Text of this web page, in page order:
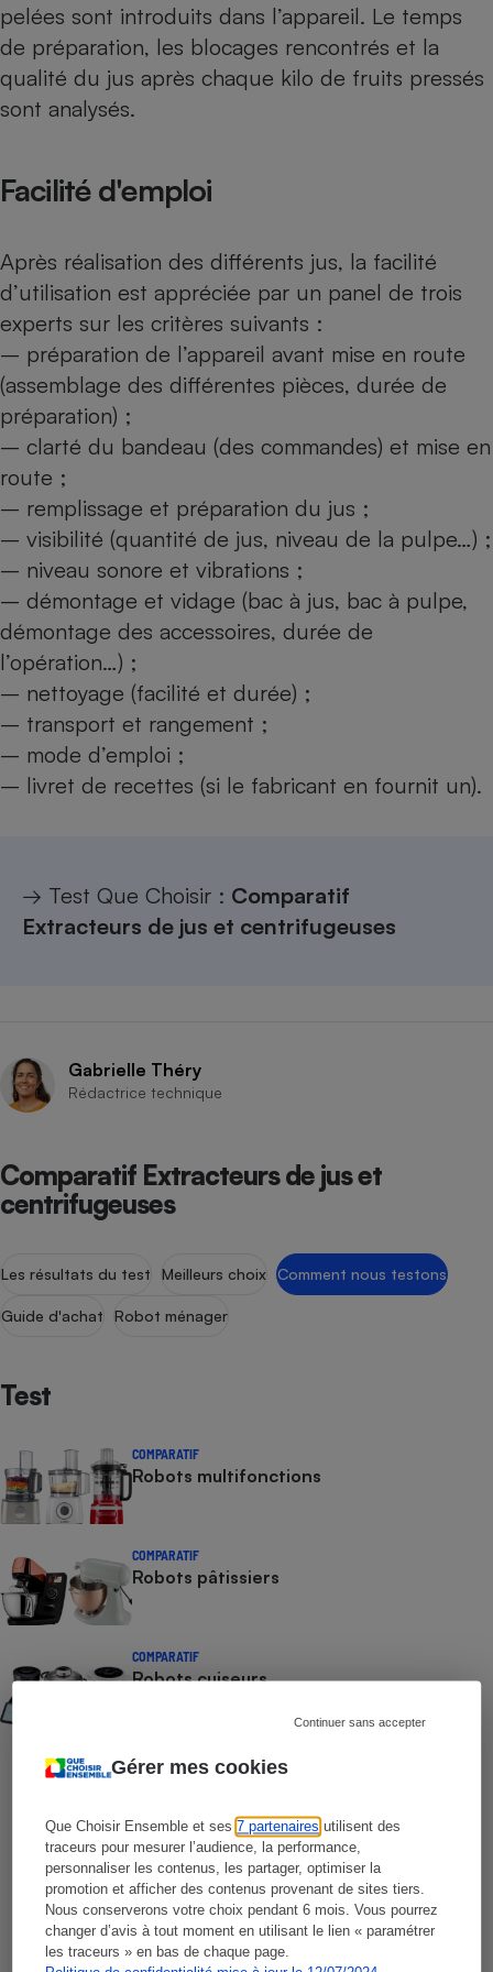
Gérer mes cookies
Que Choisir Ensemble et ses7 partenaires utilisent des
traceurs pour mesurer l’audience, la performance,
personnaliser les contenus, les partager, optimiser la
promotion et afficher des contenus provenant de sites tiers.
Nous conserverons votre choix pendant 6 mois. Vous pourrez
changer d’avis à tout moment en utilisant le lien « paramétrer
les traceurs » en bas de chaque page.
Continuer sans accepter
pelées sont introduits dans l’appareil. Le temps
de préparation, les blocages rencontrés et la
qualité du jus après chaque kilo de fruits pressés
sont analysés.
Facilité d'emploi
Après réalisation des différents jus, la facilité
d’utilisation est appréciée par un panel de trois
experts sur les critères suivants :
– préparation de l’appareil avant mise en route
(assemblage des différentes pièces, durée de
préparation) ;
– clarté du bandeau (des commandes) et mise en
route ;
– remplissage et préparation du jus ;
– visibilité (quantité de jus, niveau de la pulpe…) ;
– niveau sonore et vibrations ;
– démontage et vidage (bac à jus, bac à pulpe,
démontage des accessoires, durée de
l’opération…) ;
– nettoyage (facilité et durée) ;
– transport et rangement ;
– mode d’emploi ;
– livret de recettes (si le fabricant en fournit un).
→ Test Que Choisir : Comparatif
Extracteurs de jus et centrifugeuses
Gabrielle Théry
Rédactrice technique
Comparatif Extracteurs de jus et
centrifugeuses
Les résultats du test Meilleurs choix Comment nous testons
Guide d'achat Robot ménager
Test
COMPARATIF
Robots multifonctions
COMPARATIF
Robots pâtissiers
COMPARATIF
Robots cuiseurs
COMPARATIF
Multicuiseurs
Extracteurs de jus et centrifugeuses